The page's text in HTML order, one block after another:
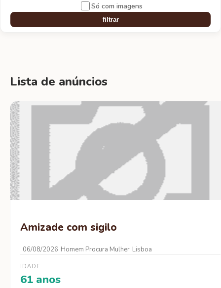
Só com imagens
filtrar
Lista de anúncios
Amizade com sigilo
06/08/2026 Homem Procura Mulher Lisboa
IDADE
61 anos